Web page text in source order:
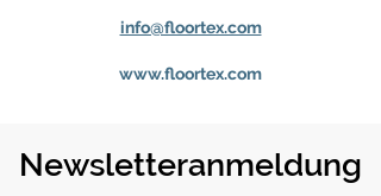
info@floortex.com
www.floortex.com
Newsletteranmeldung